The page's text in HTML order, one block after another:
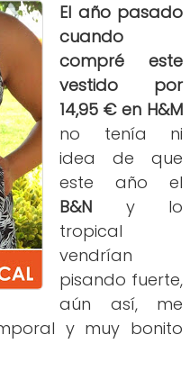
El año pasado
cuando
compré este
vestido por
14,95 € en H&M
no tenía ni
idea de que
este año el
B&N y lo
tropical
vendrían
pisando fuerte,
aún así, me
y muy bonito